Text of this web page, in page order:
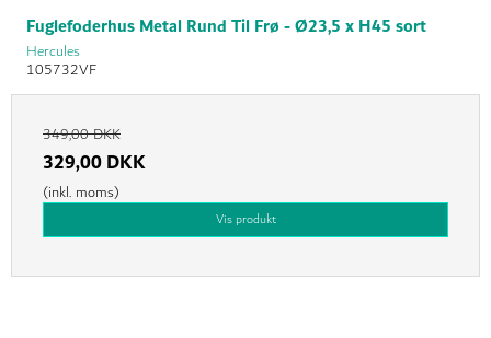
Fuglefoderhus Metal Rund Til Frø - Ø23,5 x H45 sort
Hercules
105732VF
349,00 DKK
329,00 DKK
(inkl. moms)
Vis produkt